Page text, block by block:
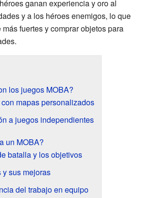
ganan experiencia y oro al
y a los héroes enemigos, lo que
fuertes y comprar objetos para
los juegos MOBA?
mapas personalizados
a juegos independientes
un MOBA?
batalla y los objetivos
y sus mejoras
del trabajo en equipo